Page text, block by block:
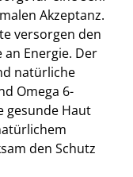
Akzeptanz.
versorgen den
Energie. Der
natürliche
Omega 6-
gesunde Haut
den Schutz